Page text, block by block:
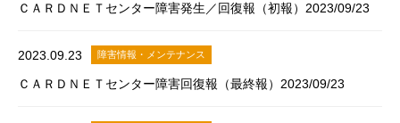
ＣＡＲＤＮＥＴセンター障害発生／回復報（初報）2023/09/23
2023.09.23 障害情報・メンテナンス
ＣＡＲＤＮＥＴセンター障害回復報（最終報）2023/09/23